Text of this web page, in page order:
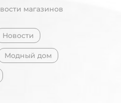
магазинов
Новости
Модный дом